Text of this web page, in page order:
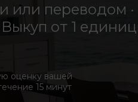
или переводом ·
от 1
оценку вашей
15 минут